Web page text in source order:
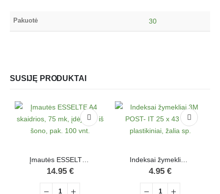
Pakuotė 30
SUSIJĘ PRODUKTAI
14.95 € 4.95 €